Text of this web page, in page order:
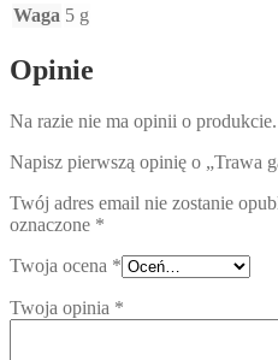
Waga 5 g
Opinie
Na razie nie ma opinii o produkcie.
Napisz pierwszą opinię o „Trawa
Twój adres email nie zostanie
oznaczone *
Twoja ocena *
Twoja opinia *